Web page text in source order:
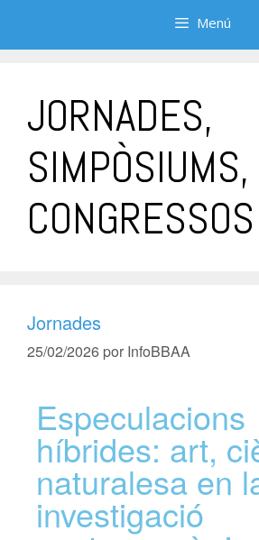
Menú
JORNADES,
SIMPÒSIUMS,
CONGRESSOS
Jornades
25/02/2026 por InfoBBAA
Especulacions
híbrides: art,
naturalesa en
investigació